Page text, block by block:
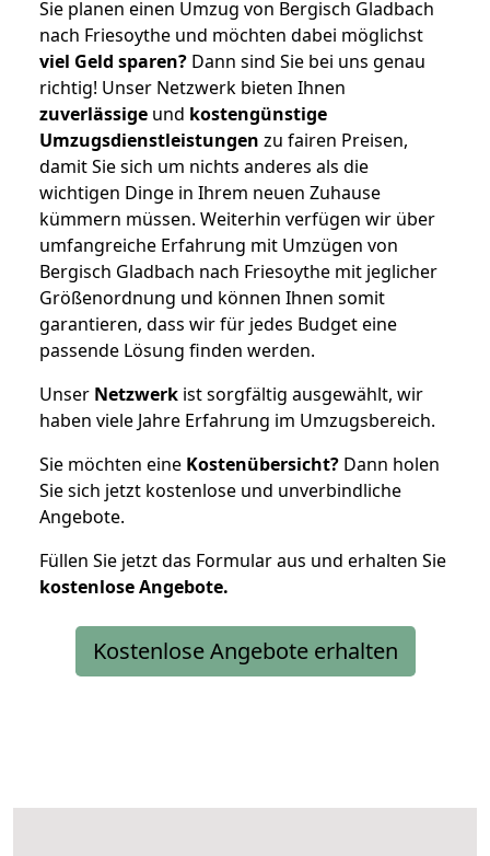
Sie planen einen Umzug von Bergisch Gladbach
nach Friesoythe und möchten dabei möglichst
viel Geld sparen? Dann sind Sie bei uns genau
richtig! Unser Netzwerk bieten Ihnen
zuverlässige und kostengünstige
Umzugsdienstleistungen zu fairen Preisen,
damit Sie sich um nichts anderes als die
wichtigen Dinge in Ihrem neuen Zuhause
kümmern müssen. Weiterhin verfügen wir über
umfangreiche Erfahrung mit Umzügen von
Bergisch Gladbach nach Friesoythe mit jeglicher
Größenordnung und können Ihnen somit
garantieren, dass wir für jedes Budget eine
passende Lösung finden werden.
Unser Netzwerk ist sorgfältig ausgewählt, wir
haben viele Jahre Erfahrung im Umzugsbereich.
Sie möchten eine Kostenübersicht? Dann holen
Sie sich jetzt kostenlose und unverbindliche
Angebote.
Füllen Sie jetzt das Formular aus und erhalten Sie
kostenloseAngebote.
Kostenlose Angebote erhalten